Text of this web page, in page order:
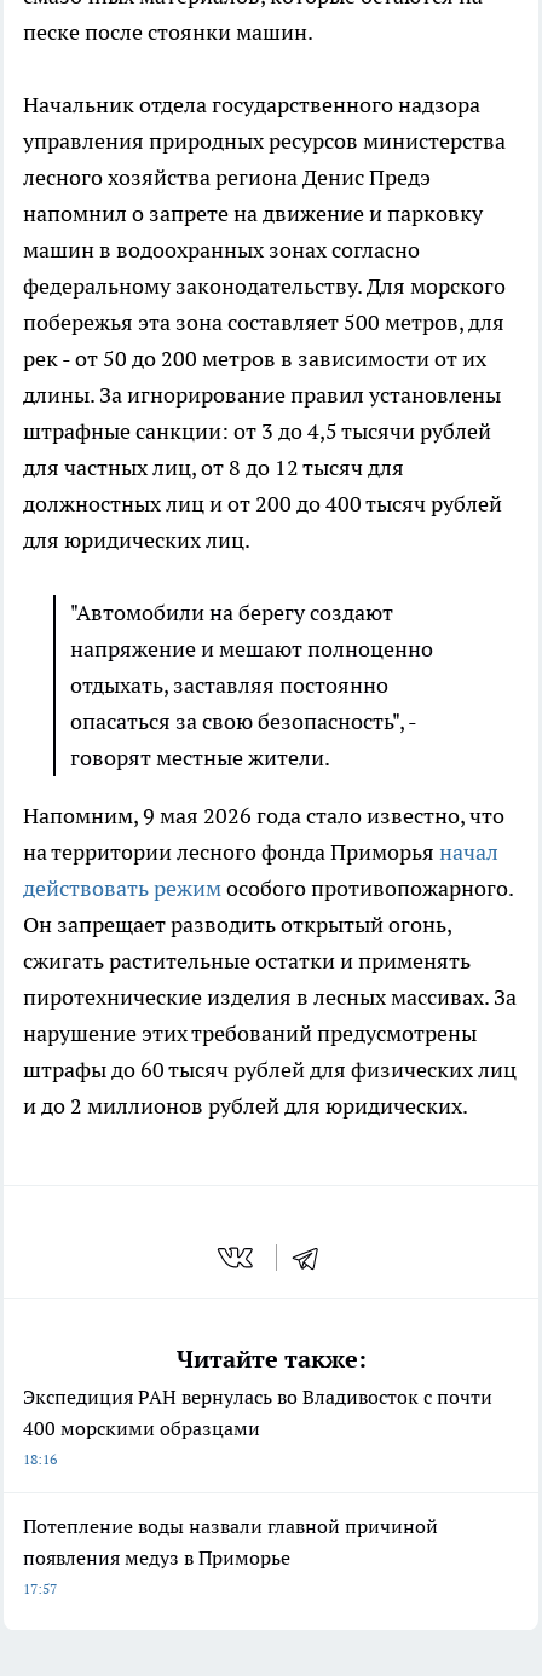
песке после стоянки машин.
Начальник отдела государственного надзора
управления природных ресурсов министерства
лесного хозяйства региона Денис Предэ
напомнил о запрете на движение и парковку
машин в водоохранных зонах согласно
федеральному законодательству. Для морского
побережья эта зона составляет 500 метров, для
рек - от 50 до 200 метров в зависимости от их
длины. За игнорирование правил установлены
штрафные санкции: от 3 до 4,5 тысячи рублей
для частных лиц, от 8 до 12 тысяч для
должностных лиц и от 200 до 400 тысяч рублей
для юридических лиц.
"Автомобили на берегу создают
напряжение и мешают полноценно
отдыхать, заставляя постоянно
опасаться за свою безопасность", -
говорят местные жители.
Напомним, 9 мая 2026 года стало известно, что
на территории лесного фонда Приморья начал
действовать режимособого противопожарного.
Он запрещает разводить открытый огонь,
сжигать растительные остатки и применять
пиротехнические изделия в лесных массивах. За
нарушение этих требований предусмотрены
штрафы до 60 тысяч рублей для физических лиц
и до 2 миллионов рублей для юридических.
Читайте также:
Экспедиция РАН вернулась во Владивосток с почти
400 морскими образцами
18:16
Потепление воды назвали главной причиной
появления медуз в Приморье
17:57